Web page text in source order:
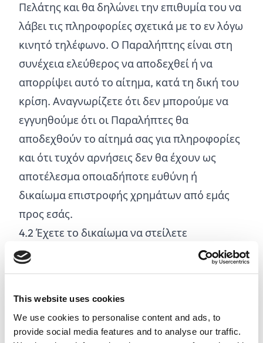
This website uses cookies
We use cookies to personalise content and ads, to
provide social media features and to analyse our traffic.
Πελάτης και θα δηλώνει την επιθυμία του να
λάβει τις πληροφορίες σχετικά με το εν λόγω
κινητό τηλέφωνο. Ο Παραλήπτης είναι στη
συνέχεια ελεύθερος να αποδεχθεί ή να
απορρίψει αυτό το αίτημα, κατά τη δική του
κρίση. Αναγνωρίζετε ότι δεν μπορούμε να
εγγυηθούμε ότι οι Παραλήπτες θα
αποδεχθούν το αίτημά σας για πληροφορίες
και ότι τυχόν αρνήσεις δεν θα έχουν ως
αποτέλεσμα οποιαδήποτε ευθύνη ή
δικαίωμα επιστροφής χρημάτων από εμάς
προς εσάς.
4.2 Έχετε το δικαίωμα να στείλετε
απεριόριστο αριθμό Αιτημάτων στους
Να χρησιμοποιείτε τον Ιστότοπο με